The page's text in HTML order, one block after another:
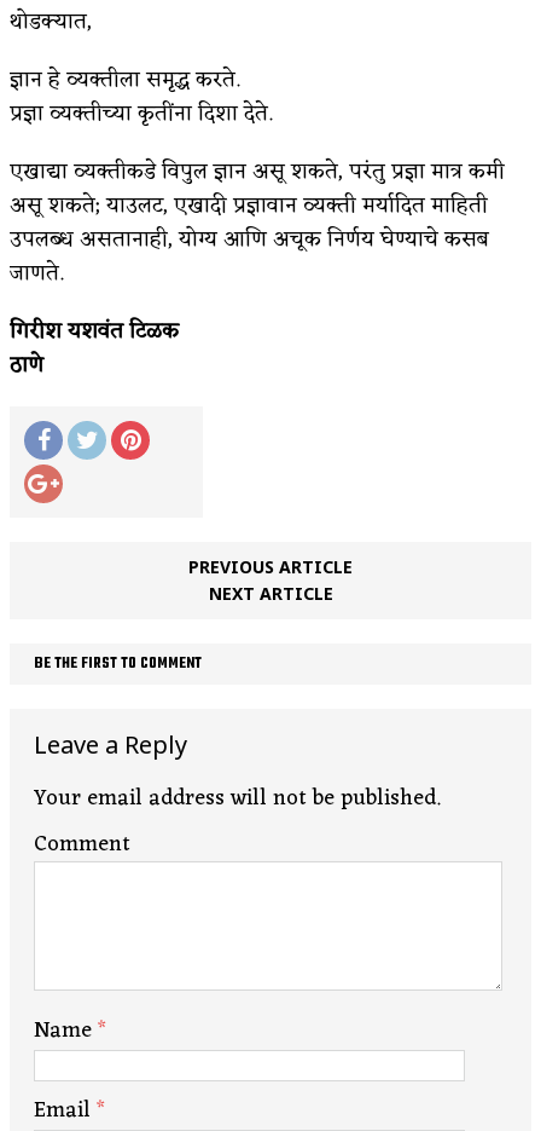
बुडीच खटलं – संयुक्त कुटुंब का गरजेचं?
थोडक्यात,
ज्ञान हे व्यक्तीला समृद्ध करते.
प्रज्ञा व्यक्तीच्या कृतींना दिशा देते.
एखाद्या व्यक्तीकडे विपुल ज्ञान असू शकते, परंतु प्रज्ञा मात्र कमी
असू शकते; याउलट, एखादी प्रज्ञावान व्यक्ती मर्यादित माहिती
उपलब्ध असतानाही, योग्य आणि अचूक निर्णय घेण्याचे कसब
जाणते.
गिरीश यशवंत टिळक
ठाणे
PREVIOUS ARTICLE
NEXT ARTICLE
BE THE FIRST TO COMMENT
Leave a Reply
Your email address will not be published.
Comment
Name*
Email*